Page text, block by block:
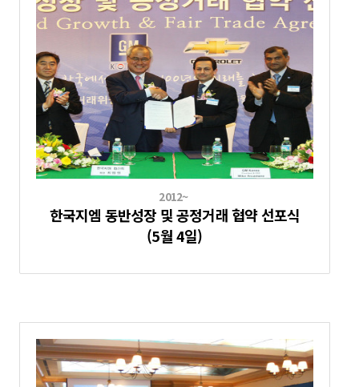
2012~
한국지엠 동반성장 및 공정거래 협약 선포식
(5월 4일)